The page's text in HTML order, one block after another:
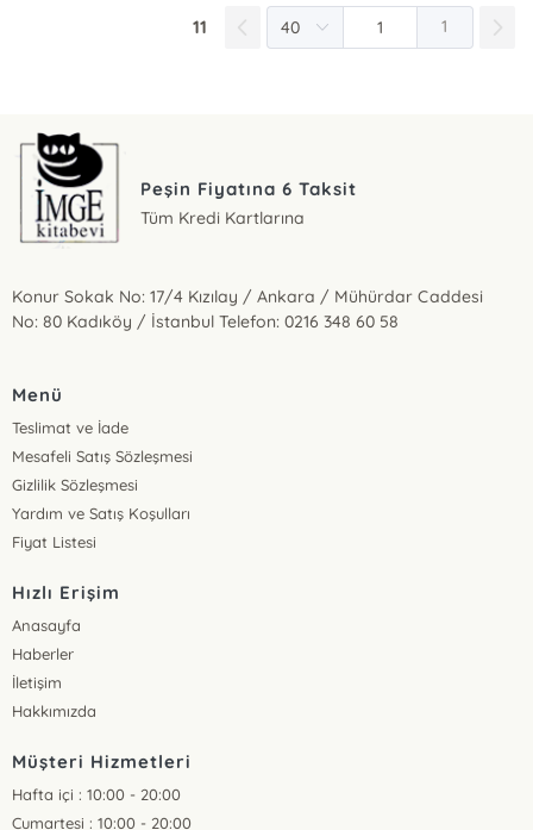
11 1
Peşin Fiyatına 6 Taksit
Tüm Kredi Kartlarına
Konur Sokak No: 17/4 Kızılay / Ankara / Mühürdar Caddesi
No: 80 Kadıköy / İstanbul Telefon: 0216 348 60 58
Menü
Teslimat ve İade
Mesafeli Satış Sözleşmesi
Gizlilik Sözleşmesi
Yardım ve Satış Koşulları
Fiyat Listesi
Hızlı Erişim
Anasayfa
Haberler
İletişim
Hakkımızda
Müşteri Hizmetleri
Hafta içi : 10:00 - 20:00
Cumartesi : 10:00 - 20:00